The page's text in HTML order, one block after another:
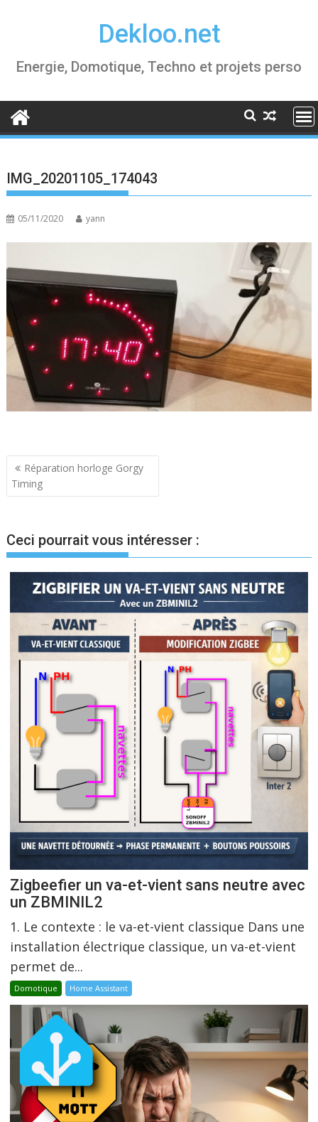
Dekloo.net
Energie, Domotique, Techno et projets perso
IMG_20201105_174043
05/11/2020 yann
Navigation
de
Réparation horloge Gorgy
Timing
Ceci pourrait vous intéresser :
Zigbeefier un va-et-vient sans neutre avec
un ZBMINIL2
1. Le contexte : le va-et-vient classique Dans une
installation électrique classique, un va-et-vient
permet de...
Domotique Home Assistant